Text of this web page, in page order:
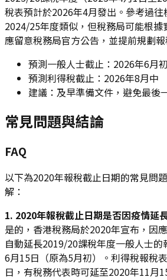
稅表預計於2026年4月發出。參考過
2024/25年度類似，但稅務局可能根據
應留意稅務局官方公告，並提前規劃報
預測一般人士截止：2026年6月初
預測利得稅截止：2026年8月中
建議：及早準備文件，避免最後
常見問題與結論
FAQ
以下為2020年報稅截止日期的常見問
解：
1. 2020年報稅截止日期是否因疫情延
是的，香港稅務局於2020年宣布，因
自動延長2019/20課稅年度一般人士
6月15日（原為5月初）。利得稅報稅
日，有稅務代表時可延至2020年11月